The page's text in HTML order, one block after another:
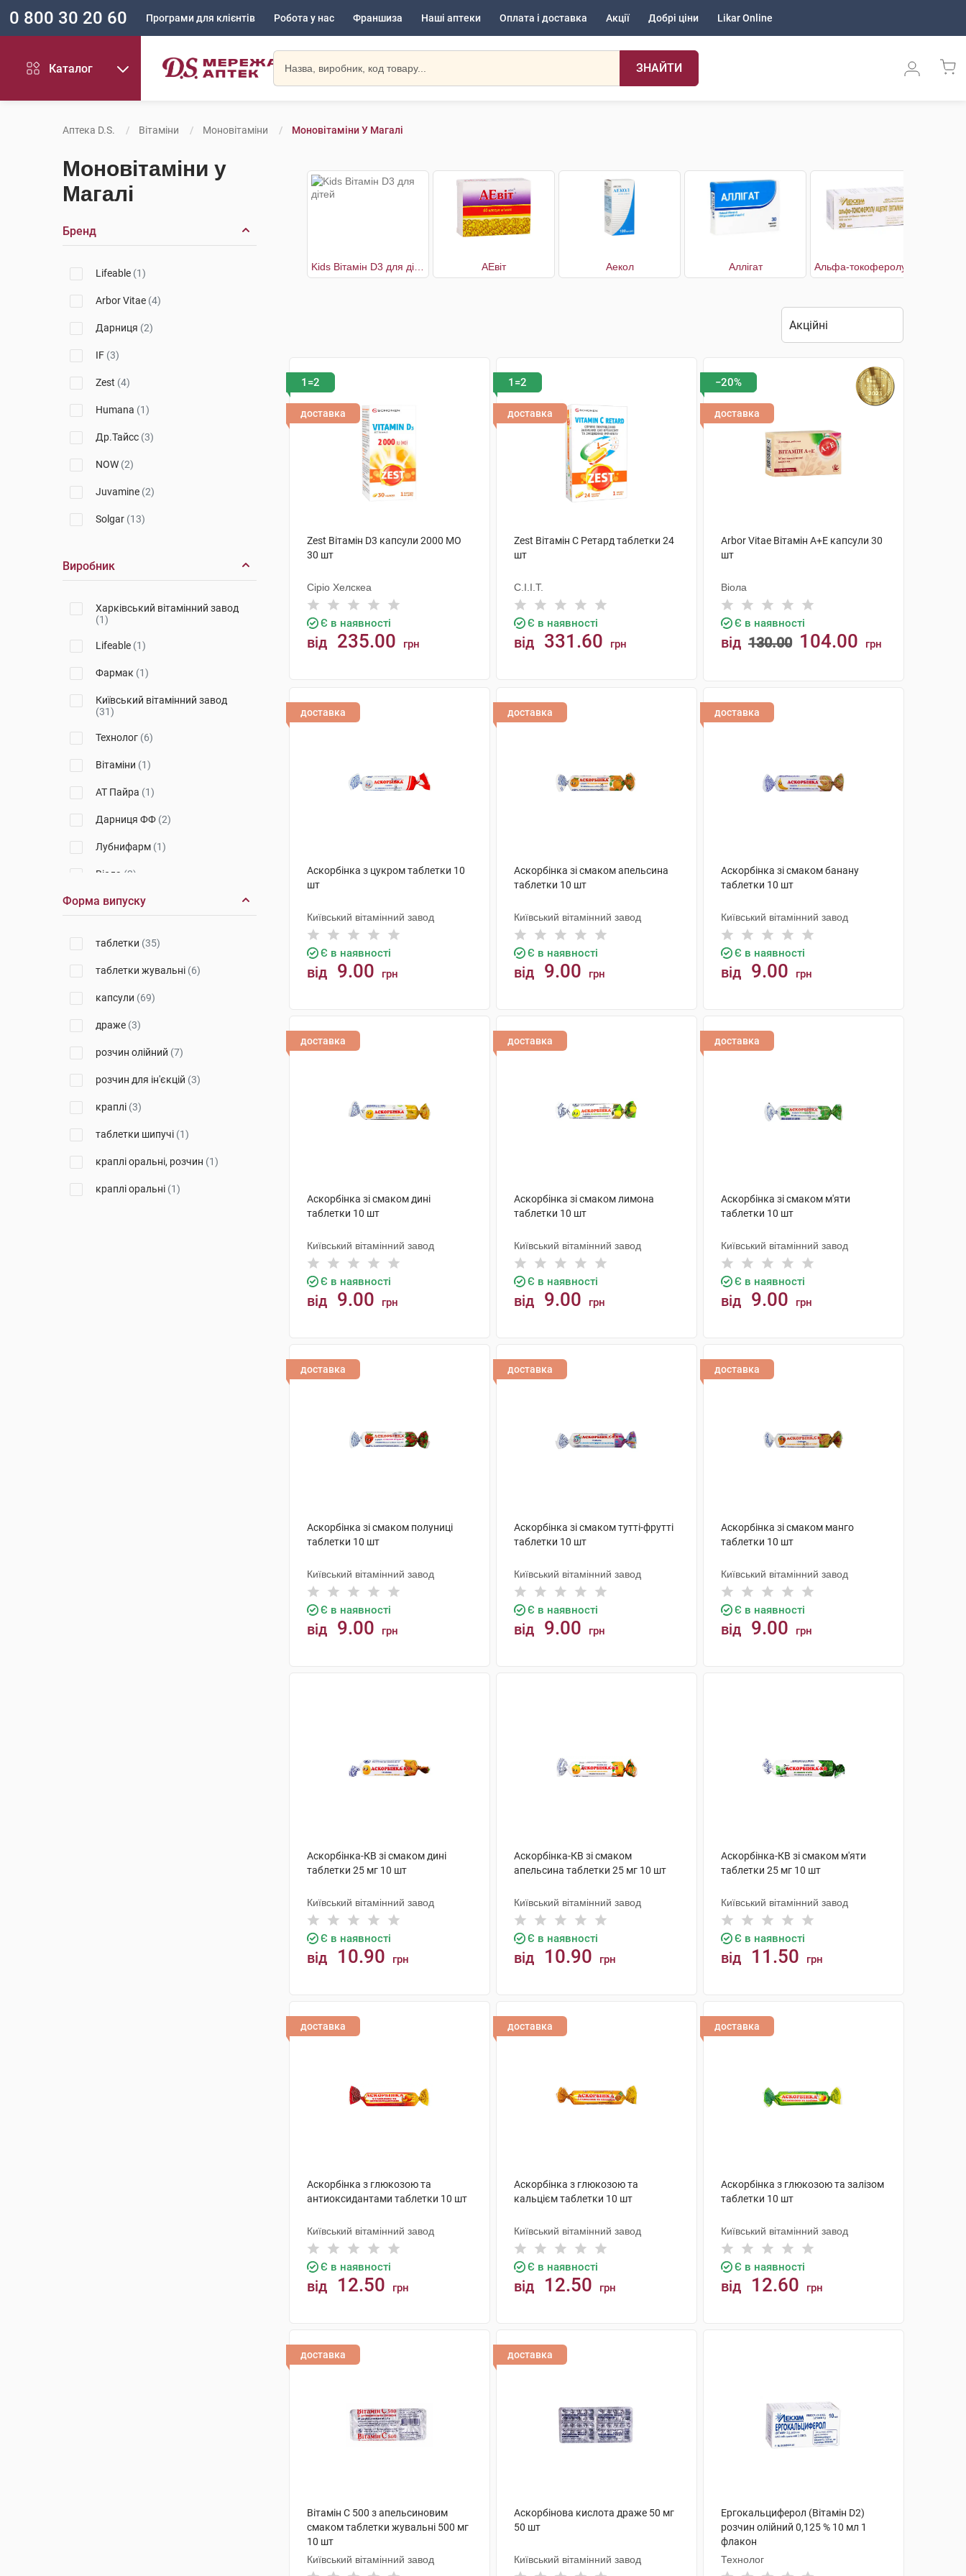
0 800 30 20 60 Програми для клієнтів Робота у нас Франшиза Наші аптеки Оплата і доставка Акції Добрі ціни Likar Online
Каталог ЗНАЙТИ
Аптека D.S. Вітаміни Моновітаміни Моновітаміни У Магалі
Моновітаміни у
Магалі
Бренд
Lifeable (1)
Arbor Vitae (4)
Дарниця (2)
IF (3)
Zest (4)
Humana (1)
Др.Тайсс (3)
NOW (2)
Juvamine (2)
Solgar (13)
Виробник
Харківський вітамінний завод
(1)
Lifeable (1)
Фармак (1)
Київський вітамінний завод
(31)
Технолог (6)
Вітаміни (1)
АТ Пайра (1)
Дарниця ФФ (2)
Лубнифарм (1)
Віола (2)
Марина ПП
Форма випуску
таблетки (35)
таблетки жувальні (6)
капсули (69)
драже (3)
розчин олійний (7)
розчин для ін'єкцій (3)
краплі (3)
таблетки шипучі (1)
краплі оральні, розчин (1)
краплі оральні (1)
АЕвіт Аекол Аллігат
1=2
доставка
Zest Вітамін D3 капсули 2000 МО
30 шт
Сіріо Хелскеа
Є в наявності
від 235.00 грн
1=2
доставка
Zest Вітамін C Ретард таблетки 24
шт
С.І.І.Т.
Є в наявності
від 331.60 грн
−20%
доставка
Arbor Vitae Вітамін A+Е капсули 30
шт
Віола
Є в наявності
від 130.00 104.00 грн
доставка
Аскорбінка з цукром таблетки 10
шт
Київський вітамінний завод
Є в наявності
від 9.00 грн
доставка
Аскорбінка зі смаком апельсина
таблетки 10 шт
Київський вітамінний завод
Є в наявності
від 9.00 грн
доставка
Аскорбінка зі смаком банану
таблетки 10 шт
Київський вітамінний завод
Є в наявності
від 9.00 грн
доставка
Аскорбінка зі смаком дині
таблетки 10 шт
Київський вітамінний завод
Є в наявності
від 9.00 грн
доставка
Аскорбінка зі смаком лимона
таблетки 10 шт
Київський вітамінний завод
Є в наявності
від 9.00 грн
доставка
Аскорбінка зі смаком м'яти
таблетки 10 шт
Київський вітамінний завод
Є в наявності
від 9.00 грн
доставка
Аскорбінка зі смаком полуниці
таблетки 10 шт
Київський вітамінний завод
Є в наявності
від 9.00 грн
доставка
Аскорбінка зі смаком тутті-фрутті
таблетки 10 шт
Київський вітамінний завод
Є в наявності
від 9.00 грн
доставка
Аскорбінка зі смаком манго
таблетки 10 шт
Київський вітамінний завод
Є в наявності
від 9.00 грн
Аскорбінка-КВ зі смаком дині
таблетки 25 мг 10 шт
Київський вітамінний завод
Є в наявності
від 10.90 грн
Аскорбінка-КВ зі смаком
апельсина таблетки 25 мг 10 шт
Київський вітамінний завод
Є в наявності
від 10.90 грн
Аскорбінка-КВ зі смаком м'яти
таблетки 25 мг 10 шт
Київський вітамінний завод
Є в наявності
від 11.50 грн
доставка
Аскорбінка з глюкозою та
антиоксидантами таблетки 10 шт
Київський вітамінний завод
Є в наявності
від 12.50 грн
доставка
Аскорбінка з глюкозою та
кальцієм таблетки 10 шт
Київський вітамінний завод
Є в наявності
від 12.50 грн
доставка
Аскорбінка з глюкозою та залізом
таблетки 10 шт
Київський вітамінний завод
Є в наявності
від 12.60 грн
доставка
Вітамін C 500 з апельсиновим
смаком таблетки жувальні 500 мг
10 шт
Київський вітамінний завод
доставка
Аскорбінова кислота драже 50 мг
50 шт
Київський вітамінний завод
Ергокальциферол (Вітамін D2)
розчин олійний 0,125 % 10 мл 1
флакон
Технолог